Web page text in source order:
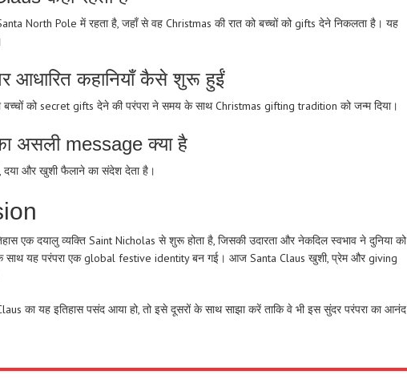
North Pole में रहता है, जहाँ से वह Christmas की रात को बच्चों को gifts देने निकलता है। यह
आधारित कहानियाँ कैसे शुरू हुईं
बच्चों को secret gifts देने की परंपरा ने समय के साथ Christmas gifting tradition को जन्म दिया।
असली message क्या है
दया और खुशी फैलाने का संदेश देता है।
एक दयालु व्यक्ति Saint Nicholas से शुरू होता है, जिसकी उदारता और नेकदिल स्वभाव ने दुनिया को
साथ यह परंपरा एक global festive identity बन गई। आज Santa Claus खुशी, प्रेम और giving
का यह इतिहास पसंद आया हो, तो इसे दूसरों के साथ साझा करें ताकि वे भी इस सुंदर परंपरा का आनंद